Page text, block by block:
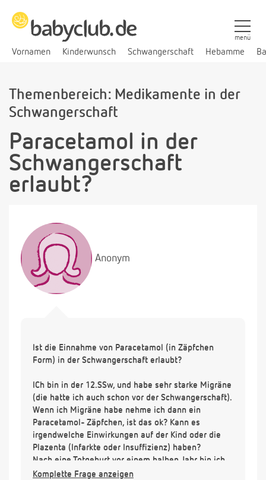
Vornamen Kinderwunsch Schwangerschaft Hebamme
menü
Themenbereich: Medikamente in der
Schwangerschaft
Paracetamol in der
Schwangerschaft
erlaubt?
Anonym
Ist die Einnahme von Paracetamol (in Zäpfchen
Form) in der Schwangerschaft erlaubt?
ICh bin in der 12.SSw, und habe sehr starke Migräne
(die hatte ich auch schon vor der Schwangerschaft).
Wenn ich Migräne habe nehme ich dann ein
Paracetamol- Zäpfchen, ist das ok? Kann es
irgendwelche Einwirkungen auf der Kind oder die
Plazenta (Infarkte oder Insuffizienz) haben?
Nach eine Totgeburt vor einem halben Jahr bin ich
jetzt ziemlich verunsichert. Ich nehme auch das
Komplette Frage anzeigen